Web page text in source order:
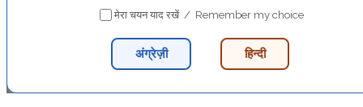
मेरा चयन याद रखें / Remember my choice
अंग्रेज़ी हिन्दी